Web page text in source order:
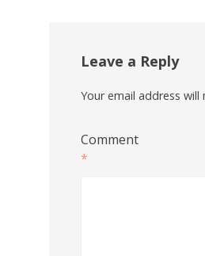
Leave a Reply
Your email address
Comment
*